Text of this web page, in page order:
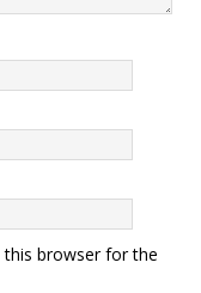
this browser for the